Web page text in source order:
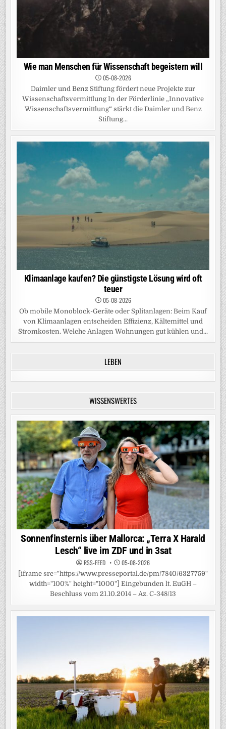
Wie man Menschen für Wissenschaft begeistern will
05-08-2026
Daimler und Benz Stiftung fördert neue Projekte zur
Wissenschaftsvermittlung In der Förderlinie „Innovative
Wissenschaftsvermittlung“ stärkt die Daimler und Benz
Stiftung...
Klimaanlage kaufen? Die günstigste Lösung wird oft
teuer
05-08-2026
Ob mobile Monoblock-Geräte oder Splitanlagen: Beim Kauf
von Klimaanlagen entscheiden Effizienz, Kältemittel und
Stromkosten. Welche Anlagen Wohnungen gut kühlen und...
LEBEN
WISSENSWERTES
Sonnenfinsternis über Mallorca: „Terra X Harald
Lesch“ live im ZDF und in 3sat
RSS-FEED 05-08-2026
[iframe src="https://www.presseportal.de/pm/7840/6327759"
width="100%" height="1000"] Eingebunden lt. EuGH –
Beschluss vom 21.10.2014 – Az. C-348/13